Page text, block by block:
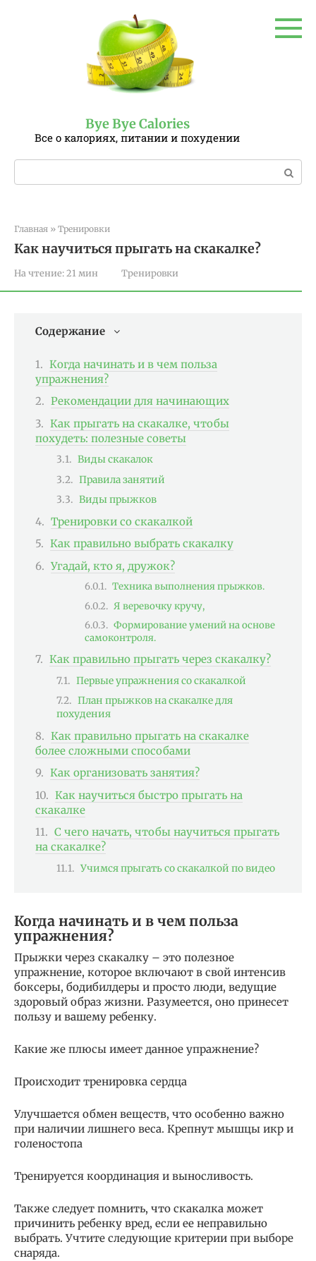
Bye Bye Calories
Все о калориях, питании и похудении
Поиск:
Главная » Тренировки
Как научиться прыгать на скакалке?
На чтение: 21 мин Тренировки
Содержание
Когда начинать и в чем польза
упражнения?
Рекомендации для начинающих
Как прыгать на скакалке, чтобы
похудеть: полезные советы
Виды скакалок
Правила занятий
Виды прыжков
Тренировки со скакалкой
Как правильно выбрать скакалку
Угадай, кто я, дружок?
Техника выполнения прыжков.
Я веревочку кручу,
Формирование умений на основе
самоконтроля.
Как правильно прыгать через скакалку?
Первые упражнения со скакалкой
План прыжков на скакалке для
похудения
Как правильно прыгать на скакалке
более сложными способами
Как организовать занятия?
Как научиться быстро прыгать на
скакалке
С чего начать, чтобы научиться прыгать
на скакалке?
Учимся прыгать со скакалкой по видео
Когда начинать и в чем польза
упражнения?
Прыжки через скакалку – это полезное
упражнение, которое включают в свой интенсив
боксеры, бодибилдеры и просто люди, ведущие
здоровый образ жизни. Разумеется, оно принесет
пользу и вашему ребенку.
Какие же плюсы имеет данное упражнение?
Происходит тренировка сердца
Улучшается обмен веществ, что особенно важно
при наличии лишнего веса. Крепнут мышцы икр и
голеностопа
Тренируется координация и выносливость.
Также следует помнить, что скакалка может
причинить ребенку вред, если ее неправильно
выбрать. Учтите следующие критерии при выборе
снаряда.